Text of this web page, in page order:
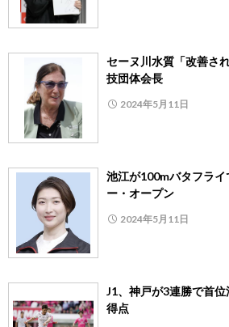
セーヌ川水質「改善さ
技団体会長
2024年5月11日
池江が100mバタフラ
ー・オープン
2024年5月11日
J1、神戸が3連勝で首
得点